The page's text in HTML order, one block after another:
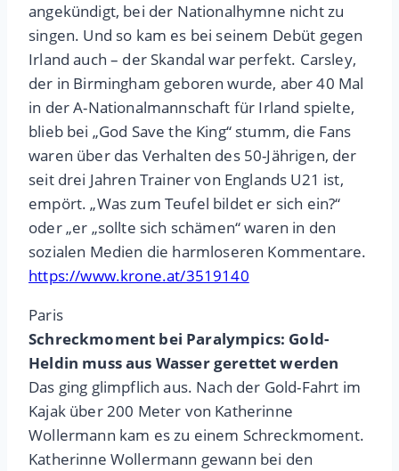
angekündigt, bei der Nationalhymne nicht zu
singen. Und so kam es bei seinem Debüt gegen
Irland auch – der Skandal war perfekt. Carsley,
der in Birmingham geboren wurde, aber 40 Mal
in der A-Nationalmannschaft für Irland spielte,
blieb bei „God Save the King“ stumm, die Fans
waren über das Verhalten des 50-Jährigen, der
seit drei Jahren Trainer von Englands U21 ist,
empört. „Was zum Teufel bildet er sich ein?“
oder „er „sollte sich schämen“ waren in den
sozialen Medien die harmloseren Kommentare.
https://www.krone.at/3519140
Paris
Schreckmoment bei Paralympics: Gold-
Heldin muss aus Wasser gerettet werden
Das ging glimpflich aus. Nach der Gold-Fahrt im
Kajak über 200 Meter von Katherinne
Wollermann kam es zu einem Schreckmoment.
Katherinne Wollermann gewann bei den